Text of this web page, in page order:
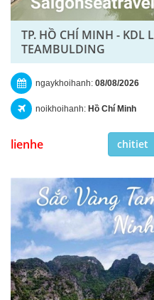
TP. HỒ CHÍ MINH - KDL
TEAMBULDING
ngaykhoihanh: 08/08/2026
noikhoihanh: Hồ Chí Minh
lienhe chitiet